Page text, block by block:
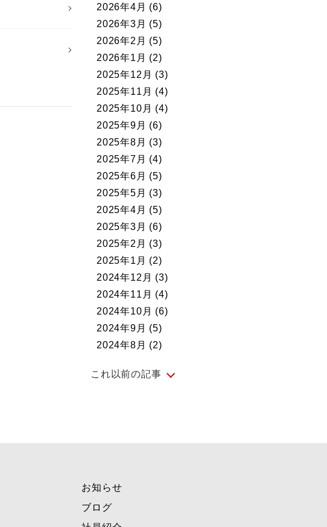
2026年4月 (6)
2026年3月 (5)
2026年2月 (5)
2026年1月 (2)
2025年12月 (3)
2025年11月 (4)
2025年10月 (4)
2025年9月 (6)
2025年8月 (3)
2025年7月 (4)
2025年6月 (5)
2025年5月 (3)
2025年4月 (5)
2025年3月 (6)
2025年2月 (3)
2025年1月 (2)
2024年12月 (3)
2024年11月 (4)
2024年10月 (6)
2024年9月 (5)
2024年8月 (2)
これ以前の記事
2024年2月
2024年1月
2023年12月
お知らせ
ブログ